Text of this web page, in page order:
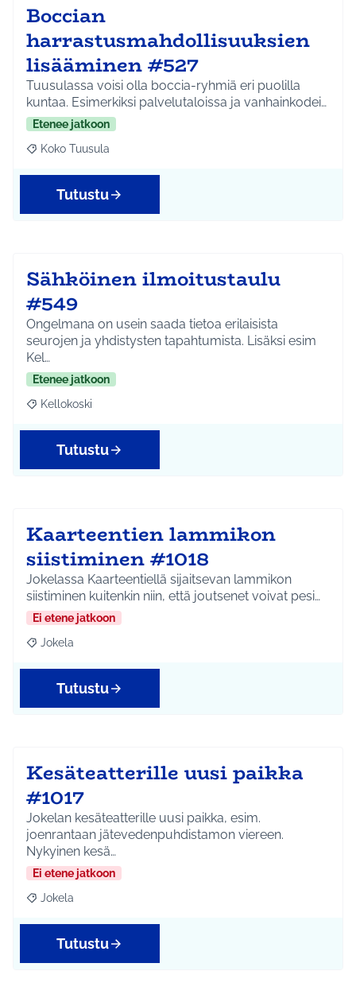
Boccian
harrastusmahdollisuuksien
lisääminen #527
Tuusulassa voisi olla boccia-ryhmiä eri puolilla
kuntaa. Esimerkiksi palvelutaloissa ja vanhainkodei…
Etenee jatkoon
Rajaa tulokset aihepiirin mukaan: Koko Tuusula
Koko Tuusula
Tutustu
Sähköinen ilmoitustaulu
#549
Ongelmana on usein saada tietoa erilaisista
seurojen ja yhdistysten tapahtumista. Lisäksi esim
Kel…
Etenee jatkoon
Rajaa tulokset aihepiirin mukaan: Kellokoski
Kellokoski
Tutustu
Kaarteentien lammikon
siistiminen #1018
Jokelassa Kaarteentiellä sijaitsevan lammikon
siistiminen kuitenkin niin, että joutsenet voivat pesi…
Ei etene jatkoon
Rajaa tulokset aihepiirin mukaan: Jokela
Jokela
Tutustu
Kesäteatterille uusi paikka
#1017
Jokelan kesäteatterille uusi paikka, esim.
joenrantaan jätevedenpuhdistamon viereen.
Nykyinen kesä…
Ei etene jatkoon
Rajaa tulokset aihepiirin mukaan: Jokela
Jokela
Tutustu